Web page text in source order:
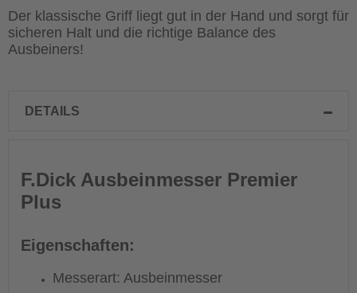
Der klassische Griff liegt gut in der Hand und sorgt für
sicheren Halt und die richtige Balance des
Ausbeiners!
DETAILS
F.Dick Ausbeinmesser Premier
Plus
Eigenschaften:
Messerart: Ausbeinmesser